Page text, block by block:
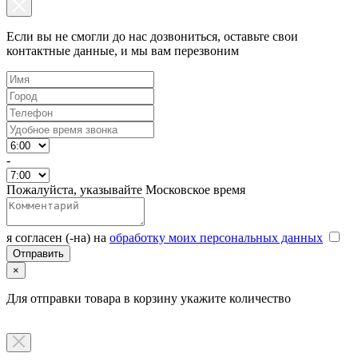
Если вы не смогли до нас дозвониться, оставьте свои
контактные данные, и мы вам перезвоним
-
Пожалуйста, указывайте Московское время
я согласен (-на) на обработку моих персональных данных
×
Для отправки товара в корзину укажите количество